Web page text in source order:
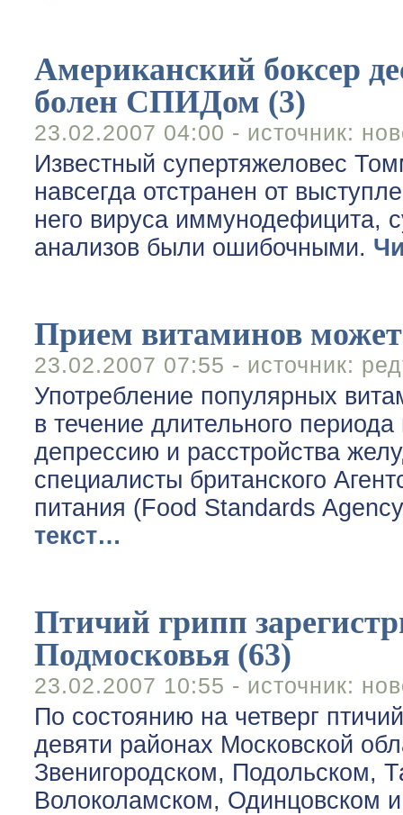
Американский боксер
болен СПИДом (3)
23.02.2007 04:00 - источник:
Известный супертяжеловес
навсегда отстранен от
него вируса иммунодефицита,
анализов были ошибочными.
Прием витаминов
23.02.2007 07:55 - источник:
Употребление популярных
в течение длительного
депрессию и расстройства
специалисты британского
питания (Food Standards
текст…
Птичий грипп
Подмосковья (63)
23.02.2007 10:55 - источник:
По состоянию на четверг
девяти районах Московской
Звенигородском, Подольском,
Волоколамском, Одинцовском